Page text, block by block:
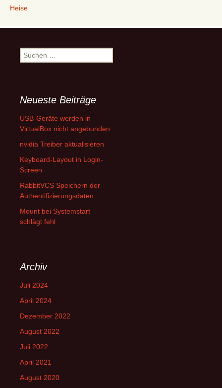
Heise
Suchen
nach:
Neueste Beiträge
USB-Geräte werden in
VirtualBox nicht angebunden
nvidia Treiber aktualisieren
Keyboard-Layout in Login-
Screen
RabbitVCS Speichern der
Authentifizierungsdaten
Mount bei Systemstart
schlägt fehl
Archiv
Juli 2024
April 2024
Dezember 2022
August 2022
Juli 2022
April 2021
August 2020